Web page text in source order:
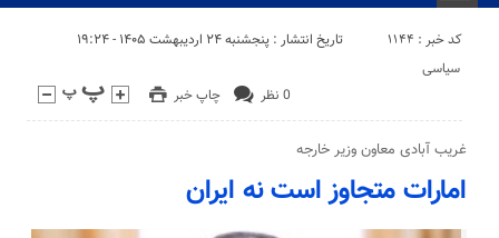
کد خبر : 1144 تاریخ انتشار : پنجشنبه ۲۴ اردیبهشت ۱۴۰۵ - ۱۹:۲۴
چاپ خبر 0 نظر
سیاسی
غریب آبادی معاون وزیر خارجه
امارات متجاوز است نه ایران